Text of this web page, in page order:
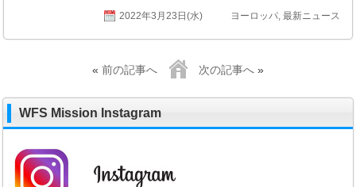
2022年3月23日(水) ヨーロッパ, 最新ニュース
« 前の記事へ 次の記事へ »
WFS Mission Instagram